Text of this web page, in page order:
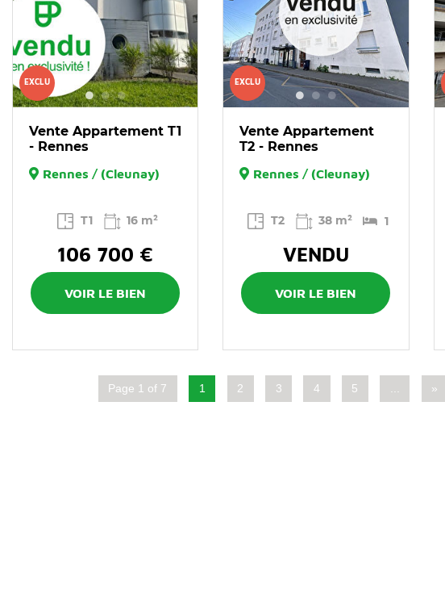
EXCLU
Vente Appartement T1
- Rennes
Rennes / (Cleunay)
T1 16 m²
106 700 €
VOIR LE BIEN
EXCLU
Vente Appartement
T2 - Rennes
Rennes / (Cleunay)
T2 38 m² 1
VENDU
VOIR LE BIEN
Page 1 of 7 1 2 3 4 5 »